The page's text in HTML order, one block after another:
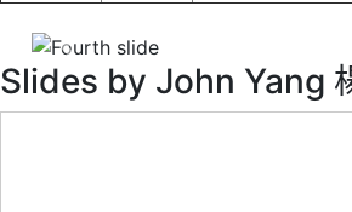
Previous
Slides by John Yang